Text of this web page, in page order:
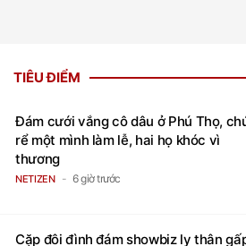
TIÊU ĐIỂM
Đám cưới vắng cô dâu ở Phú Thọ,
rể một mình làm lễ, hai họ khóc vì
thương
NETIZEN 6 giờ trước
Cặp đôi đình đám showbiz ly thân